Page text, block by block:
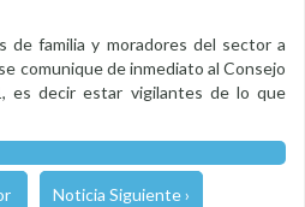
de familia y moradores del sector a
comunique de inmediato al Consejo
es decir estar vigilantes de lo que
Noticia Siguiente ›